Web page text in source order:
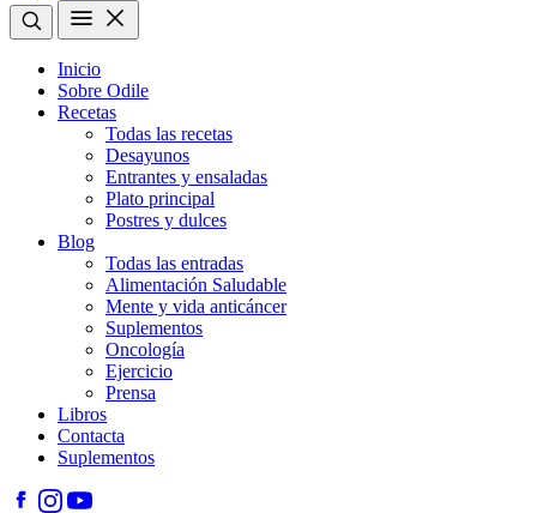
Inicio
Sobre Odile
Recetas
Todas las recetas
Desayunos
Entrantes y ensaladas
Plato principal
Postres y dulces
Blog
Todas las entradas
Alimentación Saludable
Mente y vida anticáncer
Suplementos
Oncología
Ejercicio
Prensa
Libros
Contacta
Suplementos